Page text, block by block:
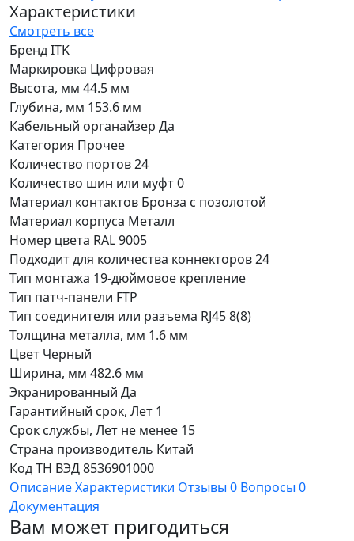
Характеристики
Смотреть все
БрендITK
Маркировка Цифровая
Высота, мм 44.5 мм
Глубина, мм 153.6 мм
Кабельный органайзер Да
Категория Прочее
Количество портов24
Количество шин или муфт0
Материал контактов Бронза с позолотой
Материал корпуса Металл
Номер цвета RAL9005
Подходит для количества коннекторов24
Тип монтажа 19-дюймовое крепление
Тип патч-панели FTP
Тип соединителя или разъема RJ45 8(8)
Толщина металла, мм 1.6 мм
Цвет Черный
Ширина, мм 482.6 мм
Экранированный Да
Гарантийный срок, Лет 1
Срок службы, Лет не менее 15
Страна производитель Китай
Код ТН ВЭД8536901000
ОписаниеХарактеристики Отзывы 0 Вопросы 0
Документация
Вам может пригодиться